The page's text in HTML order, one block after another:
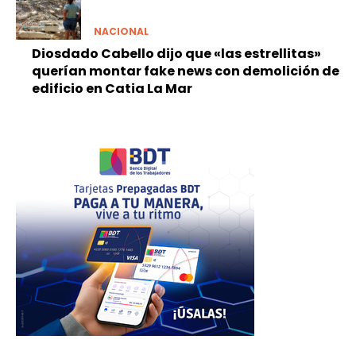
NACIONAL
Diosdado Cabello dijo que «las estrellitas»
querían montar fake news con demolición de
edificio en Catia La Mar